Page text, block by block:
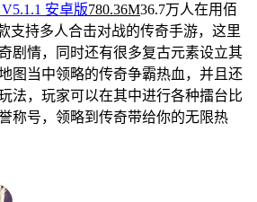
安卓版780.36M36.7万人在用佰
支持多人合击对战的传奇手游，这里
剧情，同时还有很多复古元素设立其
图当中领略的传奇争霸热血，并且还
法，玩家可以在其中进行各种擂台比
称号，领略到传奇带给你的无限热